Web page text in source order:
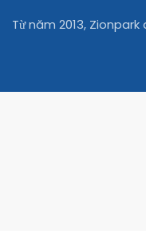
Từ năm 2013,